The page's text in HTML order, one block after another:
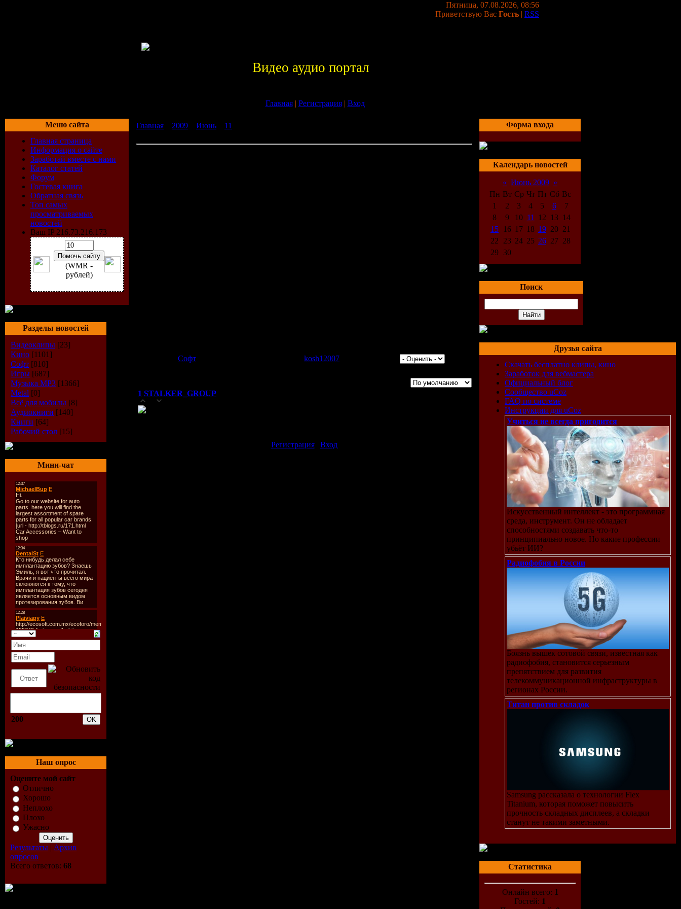
Пятница, 07.08.2026, 08:56
Приветствую Вас Гость | RSS
Видео аудио портал
Главная| Регистрация| Вход
Меню сайта
Главная страница
Информация о сайте
Заработай вместе с нами
Каталог статей
Форум
Гостевая книга
Обратная связь
Топ самых
просматриваемых
новостей
Ваш IP 216.73.216.173
(WMR -
рублей)
Разделы новостей
Видеоклипы [23]
Кино [1101]
Софт [810]
Игры [687]
Музыка МР3 [1366]
Metal [0]
Всё для мобилы [8]
Аудиокниги [140]
Книги [64]
Рабочий стол [15]
Мини-чат
200
Наш опрос
Оцените мой сайт
Отлично
Хорошо
Неплохо
Плохо
Ужасно
Результаты | Архив
опросов
Всего ответов: 68
Главная 2009 Июнь 11
Софт kosh12007
1 STALKER_GROUP
Регистрация| Вход]
Форма входа
Календарь новостей
« Июнь 2009 »
Пн Вт Ср Чт Пт Сб Вс
1
2 3 4 5 6
7
8
9 10 11 12 13 14
15
16 17 18 19 20 21
22
23 24 25 26 27 28
29 30
Поиск
Друзья сайта
Скачать бесплатно клипы, кино
Заработок для вебмастера
Официальный блог
Сообщество uCoz
FAQ по системе
Инструкции для uCoz
Учиться не всегда пригодится
Искусственный интеллект - это программная
среда, инструмент. Он не обладает
способностями создавать что-то
принципиально новое. Но какие профессии
убьёт ИИ?
Радиофобия в России
Боязнь вышек сотовой связи, известная как
радиофобия, становится серьезным
препятствием для развития
телекоммуникационной инфраструктуры в
регионах России.
Титан против складок
Samsung рассказала о технологии Flex
Titanium, которая поможет повысить
прочность складных дисплеев, а складки
станут не такими заметными.
Статистика
Онлайн всего: 1
Гостей: 1